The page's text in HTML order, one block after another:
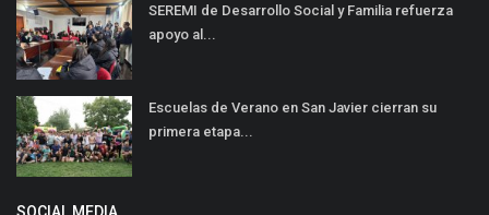
SEREMI de Desarrollo Social y Familia refuerza
apoyo al...
Escuelas de Verano en San Javier cierran su
primera etapa...
SOCIAL MEDIA